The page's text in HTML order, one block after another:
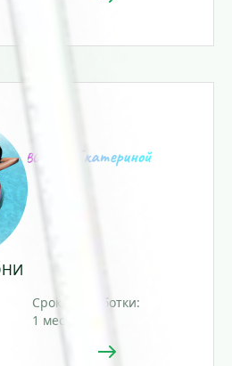
Срок разработки:
1 месяц